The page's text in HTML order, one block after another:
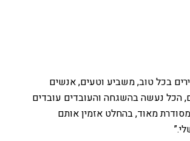
בכל טוב, משביע וטעים, אנשים
הכל נעשה בהשגחה והעובדים עובדים
מאוד, בהחלט אזמין אותם
”